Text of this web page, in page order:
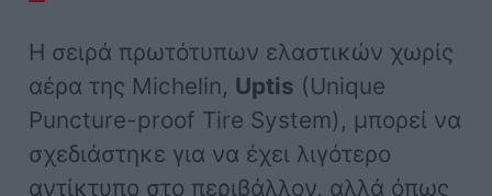
Η σειρά πρωτότυπων ελαστικών χωρίς
αέρα της Michelin, Uptis (Unique
Puncture-proof Tire System), μπορεί να
σχεδιάστηκε για να έχει λιγότερο
αντίκτυπο στο περιβάλλον, αλλά όπως